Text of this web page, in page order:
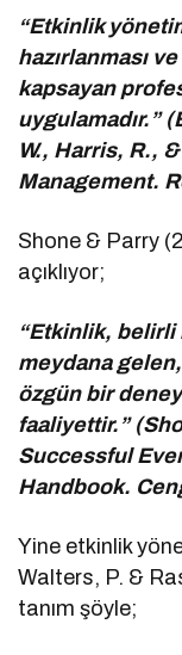
“Etkinlik
hazırlanması
kapsayan
uygulamadır.”
W., Harris, R.,
Management.
Shone & Parry
açıklıyor;
“Etkinlik, belirli
meydana
özgün bir
faaliyettir.”
Successful
Handbook.
Yine etkinlik
Walters, P. &
tanım şöyle;